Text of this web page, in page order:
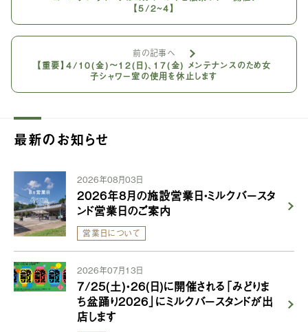
【5/2~4】
前の記事へ
【重要】4/10(金)〜12(日)、17(金) メンテナンスのため女
子シャワー室の使用を休止します
最新のお知らせ
2026年08月03日
2026年8月の施設営業日・ミルクバースタ
ンド営業日のご案内
営業日について
2026年07月13日
7/25(土)・26(日)に開催される「みどりま
ち盆踊り2026」にミルクバースタンドが出
店します